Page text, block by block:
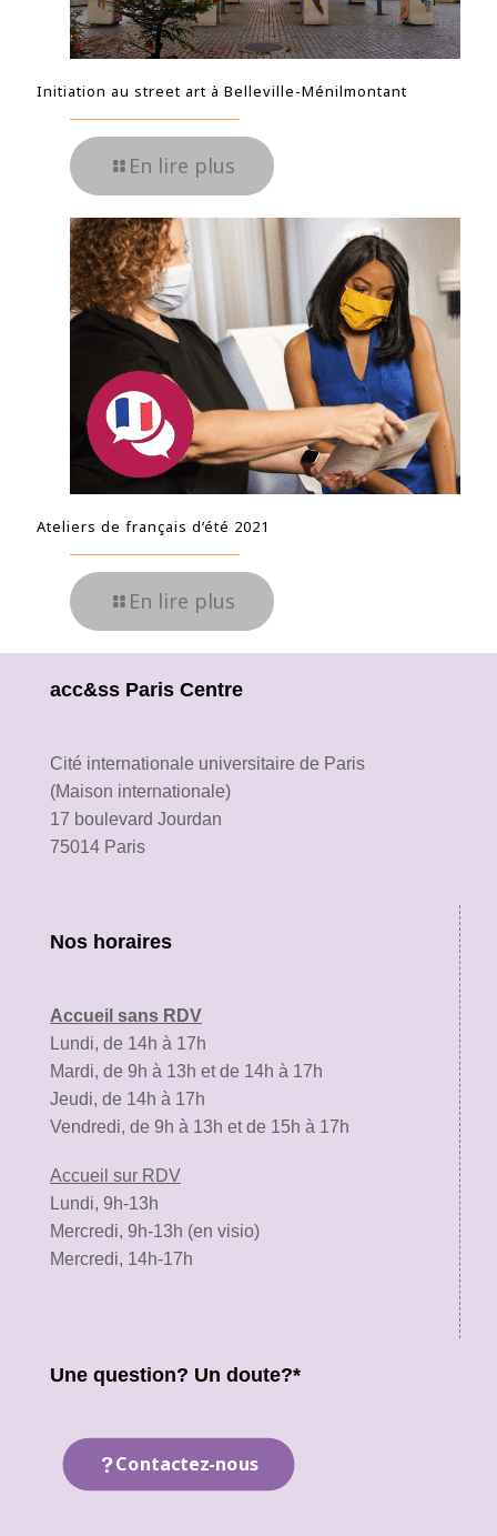
Initiation au street art à Belleville-Ménilmontant
En lire plus
Ateliers de français d’été 2021
En lire plus
acc&ss Paris Centre
Cité internationale universitaire de Paris
(Maison internationale)
17 boulevard Jourdan
75014 Paris
Nos horaires
Accueil sans RDV
Lundi, de 14h à 17h
Mardi, de 9h à 13h et de 14h à 17h
Jeudi, de 14h à 17h
Vendredi, de 9h à 13h et de 15h à 17h
Accueil sur RDV
Lundi, 9h-13h
Mercredi, 9h-13h (en visio)
Mercredi, 14h-17h
Une question? Un doute?*
Contactez-nous